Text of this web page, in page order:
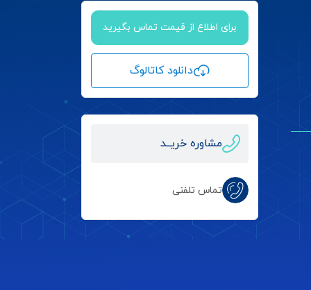
برای اطلاع از قیمت تماس بگیرید
دانلود کاتالوگ
مشاوره خریــد
تماس تلفنی